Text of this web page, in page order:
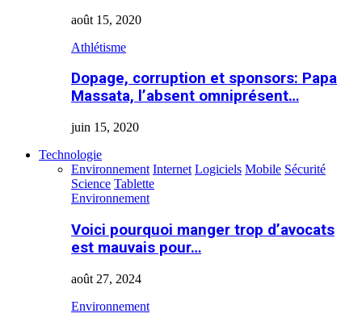
août 15, 2020
Athlétisme
Dopage, corruption et sponsors: Papa
Massata, l’absent omniprésent…
juin 15, 2020
Technologie
Environnement Internet Logiciels Mobile Sécurité
Science Tablette
Environnement
Voici pourquoi manger trop d’avocats
est mauvais pour…
août 27, 2024
Environnement